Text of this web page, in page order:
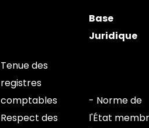
Base
Juridique
Tenue des
registres
comptables
Respect des
- Norme de
l'État